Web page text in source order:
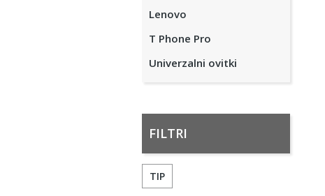
Lenovo
T Phone Pro
Univerzalni ovitki
FILTRI
TIP